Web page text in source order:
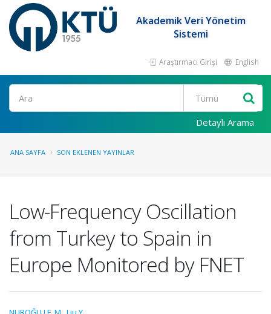
Akademik Veri Yönetim
Sistemi
Araştırmacı Girişi English
Ara
Detaylı Arama
ANA SAYFA SON EKLENEN YAYINLAR
Low-Frequency Oscillation
from Turkey to Spain in
Europe Monitored by FNET